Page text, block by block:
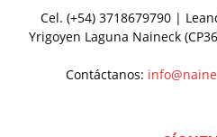
Cel. (+54) 3718679790 |
Yrigoyen Laguna Naineck
Contáctanos: